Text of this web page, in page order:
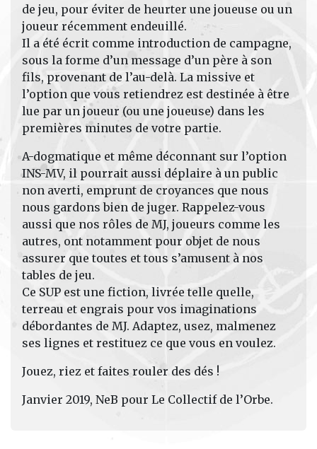
de jeu, pour éviter de heurter une joueuse ou un
joueur récemment endeuillé.
Il a été écrit comme introduction de campagne,
sous la forme d’un message d’un père à son
fils, provenant de l’au-delà. La missive et
l’option que vous retiendrez est destinée à être
lue par un joueur (ou une joueuse) dans les
premières minutes de votre partie.
A-dogmatique et même déconnant sur l’option
INS-MV, il pourrait aussi déplaire à un public
non averti, emprunt de croyances que nous
nous gardons bien de juger. Rappelez-vous
aussi que nos rôles de MJ, joueurs comme les
autres, ont notamment pour objet de nous
assurer que toutes et tous s’amusent à nos
tables de jeu.
Ce SUP est une fiction, livrée telle quelle,
terreau et engrais pour vos imaginations
débordantes de MJ. Adaptez, usez, malmenez
ses lignes et restituez ce que vous en voulez.
Jouez, riez et faites rouler des dés !
Janvier 2019, NeB pour Le Collectif de l’Orbe.